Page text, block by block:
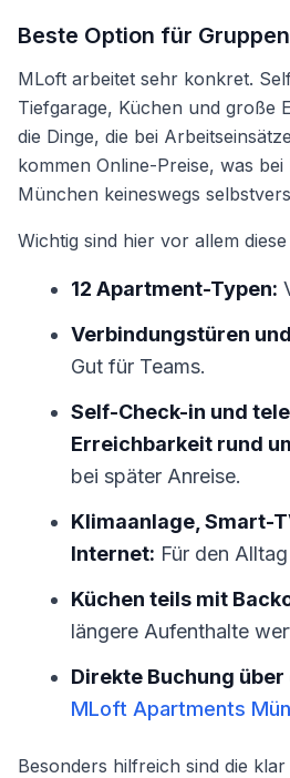
Beste Option für
MLoft arbeitet sehr konkret.
Tiefgarage, Küchen und große
die Dinge, die bei
kommen Online-Preise, was
München keineswegs
Wichtig sind hier vor allem
12 Apartment-Typen:
Verbindungstüren
Gut für Teams.
Self-Check-in und
Erreichbarkeit rund
bei später Anreise.
Klimaanlage, Smart-
Internet: Für den
Küchen teils mit
längere Aufenthalte
Direkte Buchung über
MLoft Apartments
Besonders hilfreich sind die